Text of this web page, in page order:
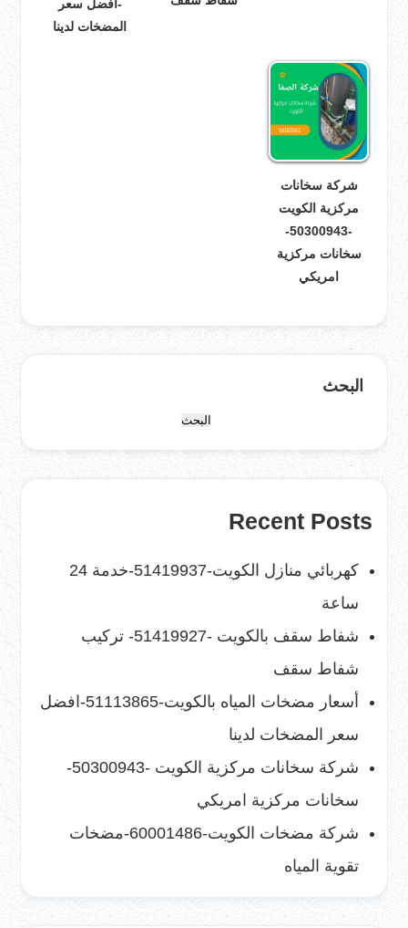
-افضل سعر
المضخات لدينا
شركة سخانات
مركزية الكويت
-50300943-
سخانات مركزية
امريكي
البحث
البحث
Recent Posts
كهربائي منازل الكويت-51419937-خدمة 24
ساعة
شفاط سقف بالكويت -51419927- تركيب
شفاط سقف
أسعار مضخات المياه بالكويت-51113865-افضل
سعر المضخات لدينا
شركة سخانات مركزية الكويت -50300943-
سخانات مركزية امريكي
شركة مضخات الكويت-60001486-مضخات
تقوية المياه